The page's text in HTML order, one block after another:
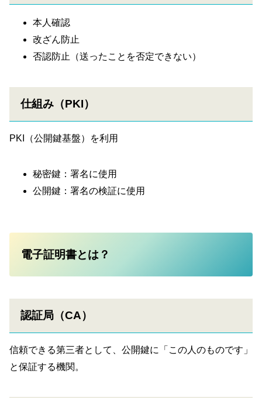
本人確認
改ざん防止
否認防止（送ったことを否定できない）
仕組み（PKI）
PKI（公開鍵基盤）を利用
秘密鍵：署名に使用
公開鍵：署名の検証に使用
電子証明書とは？
認証局（CA）
信頼できる第三者として、公開鍵に「この人のものです」
と保証する機関。